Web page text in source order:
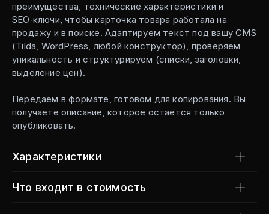
преимущества, технические характеристики и
SEO‑ключи, чтобы карточка товара работала на
продажу и в поиске. Адаптируем текст под вашу CMS
(Tilda, WordPress, любой конструктор), проверяем
уникальность и структурируем (списки, заголовки,
выделение цен).
Передаём в формате, готовом для копирования. Вы
получаете описание, которое остаётся только
опубликовать.
Характеристики
Что входит в стоимость